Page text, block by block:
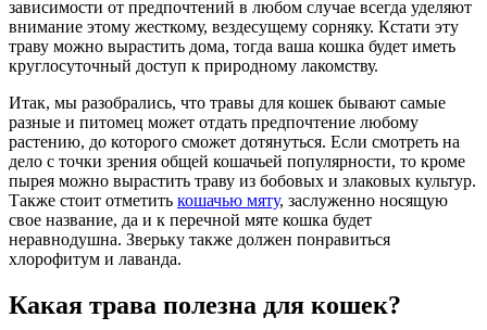
зависимости от предпочтений в любом случае всегда уделяют
внимание этому жесткому, вездесущему сорняку. Кстати эту
траву можно вырастить дома, тогда ваша кошка будет иметь
круглосуточный доступ к природному лакомству.
Итак, мы разобрались, что травы для кошек бывают самые
разные и питомец может отдать предпочтение любому
растению, до которого сможет дотянуться. Если смотреть на
дело с точки зрения общей кошачьей популярности, то кроме
пырея можно вырастить траву из бобовых и злаковых культур.
Также стоит отметить кошачью мяту, заслуженно носящую
свое название, да и к перечной мяте кошка будет
неравнодушна. Зверьку также должен понравиться
хлорофитум и лаванда.
Какая трава полезна для кошек?